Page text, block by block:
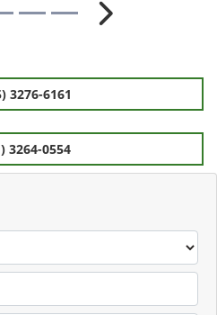
Próximo
3276-6161
3264-0554